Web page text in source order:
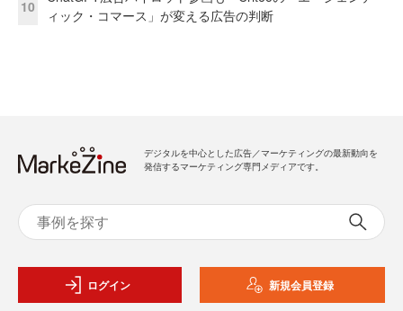
10
ィック・コマース」が変える広告の判断
デジタルを中心とした広告／マーケティングの最新動向を
発信するマーケティング専門メディアです。
ログイン 新規会員登録